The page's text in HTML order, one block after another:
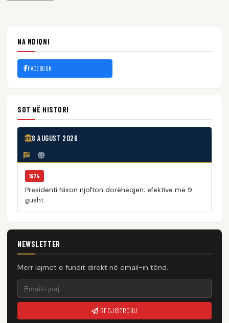
NA NDIQNI
FACEBOOK
SOT NË HISTORI
8 AUGUST 2026
1974
Presidenti Nixon njofton dorëheqjen; efektive më 9
gusht.
NEWSLETTER
Merr lajmet e fundit direkt në email-in tënd.
REGJISTROHU